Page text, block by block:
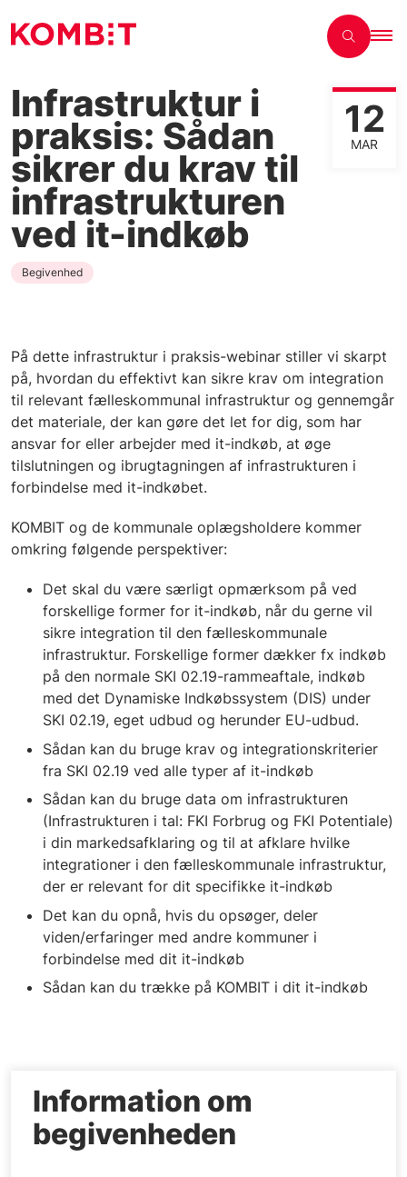
Infrastruktur i
praksis: Sådan
sikrer du krav til
infrastrukturen
ved it-indkøb
12
MAR
Begivenhed
På dette infrastruktur i praksis-webinar stiller vi skarpt
på, hvordan du effektivt kan sikre krav om integration
til relevant fælleskommunal infrastruktur og gennemgår
det materiale, der kan gøre det let for dig, som har
ansvar for eller arbejder med it-indkøb, at øge
tilslutningen og ibrugtagningen af infrastrukturen i
forbindelse med it-indkøbet.
KOMBIT og de kommunale oplægsholdere kommer
omkring følgende perspektiver:
Det skal du være særligt opmærksom på ved
forskellige former for it-indkøb, når du gerne vil
sikre integration til den fælleskommunale
infrastruktur. Forskellige former dækker fx indkøb
på den normale SKI 02.19-rammeaftale, indkøb
med det Dynamiske Indkøbssystem (DIS) under
SKI 02.19, eget udbud og herunder EU-udbud.
Sådan kan du bruge krav og integrationskriterier
fra SKI 02.19 ved alle typer af it-indkøb
Sådan kan du bruge data om infrastrukturen
(Infrastrukturen i tal: FKI Forbrug og FKI Potentiale)
i din markedsafklaring og til at afklare hvilke
integrationer i den fælleskommunale infrastruktur,
der er relevant for dit specifikke it-indkøb
Det kan du opnå, hvis du opsøger, deler
viden/erfaringer med andre kommuner i
forbindelse med dit it-indkøb
Sådan kan du trække på KOMBIT i dit it-indkøb
Information om
begivenheden